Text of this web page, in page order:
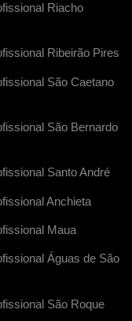
Riacho
Ribeirão Pires
São Caetano
São Bernardo
Santo André
Anchieta
Maua
Águas de São
São Roque